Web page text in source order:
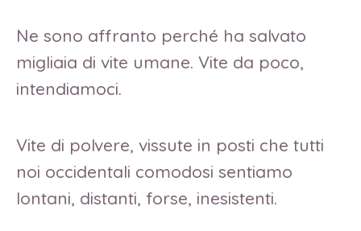
Ne sono affranto perché ha salvato
migliaia di vite umane. Vite da poco,
intendiamoci.
Vite di polvere, vissute in posti che tutti
noi occidentali comodosi sentiamo
lontani, distanti, forse, inesistenti.